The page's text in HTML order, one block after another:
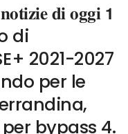
𝐝𝐢 𝐨𝐠𝐠𝐢 𝟭
di
2021-2027
per le
bypass 4.